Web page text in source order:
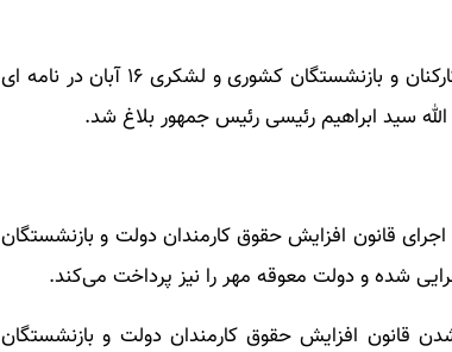
قانون اصلاح قانون بودجه سال ۱۴۰۱ کل کشور و ترمیم حقوق کارکنان و بازنشستگان کشوری و لشکری ۱۶ آبان در نامه ای
سید ابراهیم رئیسی رئیس جمهور بلاغ شد.
قانون افزایش حقوق کارمندان دولت و بازنشستگان
شده و دولت معوقه مهر را نیز پرداخت می‌کند.
قانون افزایش حقوق کارمندان دولت و بازنشستگان